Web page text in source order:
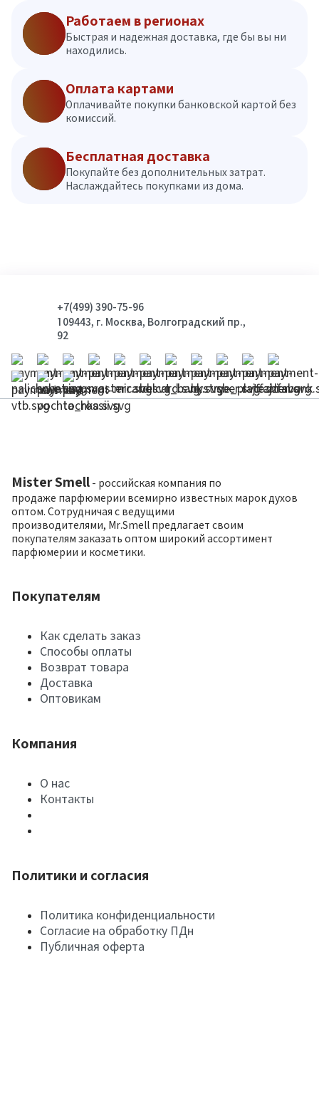
Работаем в регионах
Быстрая и надежная доставка, где бы вы ни
находились.
Оплата картами
Оплачивайте покупки банковской картой без
комиссий.
Бесплатная доставка
Покупайте без дополнительных затрат.
Наслаждайтесь покупками из дома.
+7(499) 390-75-96
109443, г. Москва, Волгоградский пр.,
92
Mister Smell - российская компания по
продаже парфюмерии всемирно известных марок духов
оптом. Сотрудничая с ведущими
производителями, Mr.Smell предлагает своим
покупателям заказать оптом широкий ассортимент
парфюмерии и косметики.
Покупателям
Как сделать заказ
Способы оплаты
Возврат товара
Доставка
Оптовикам
Компания
О нас
Контакты
Политики и согласия
Политика конфиденциальности
Согласие на обработку ПДн
Публичная оферта